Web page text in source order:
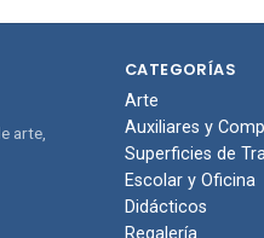
compras
arte,
CATEGORÍAS
Arte
Auxiliares y
Superficies de
Escolar y Oficina
Didácticos
Regalería